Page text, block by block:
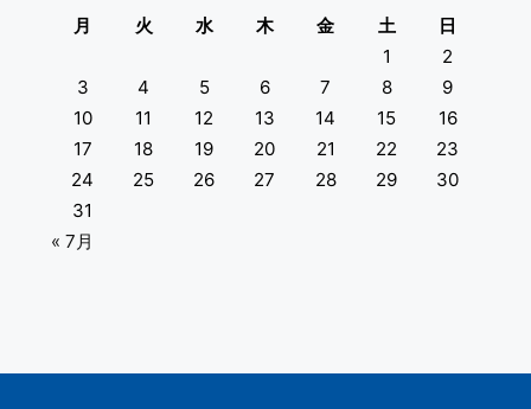
月
火 水 木 金 土
日
1
2
3
4 5 6 7 8
9
10
11 12 13 14 15
16
17
18 19 20 21 22
23
24
25 26 27 28 29
30
31
« 7月